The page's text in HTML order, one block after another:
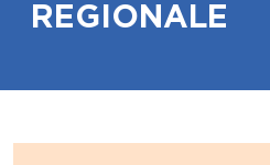
REGIONALE